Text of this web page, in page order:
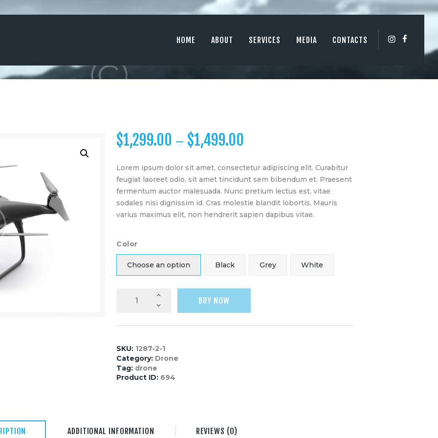
HOME ABOUT SERVICES MEDIA CONTACTS
HOME
MEDIA
$1,299.00 – $1,499.00
Lorem ipsum dolor sit amet, consectetur adipiscing elit. Curabitur
feugiat laoreet odio, sit amet tincidunt sem bibendum et. Praesent
fermentum auctor malesuada. Nunc pretium lectus est, vitae
sodales nisi dignissim id. Cras molestie blandit lobortis. Mauris
varius maximus elit, non hendrerit sapien dapibus vitae.
Color
Choose an option Black Grey White
BUY NOW
SKU: 1287-2-1
Category: Drone
Tag: drone
Product ID: 694
ADDITIONAL INFORMATION REVIEWS (0)